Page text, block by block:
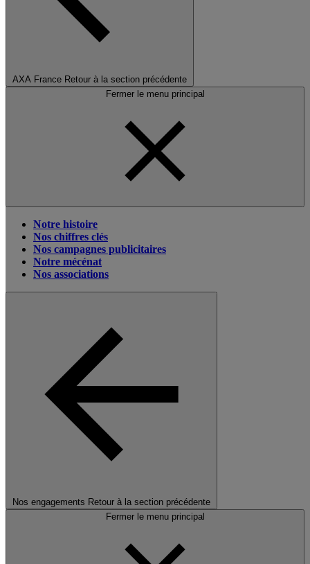
AXA France Retour à la section précédente
Fermer le menu principal
Notre histoire
Nos chiffres clés
Nos campagnes publicitaires
Notre mécénat
Nos associations
Nos engagements Retour à la section précédente
Fermer le menu principal